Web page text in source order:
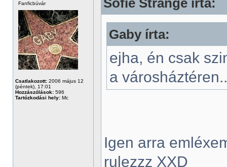
Fanficbúvár
Csatlakozott: 2006 május 12
(péntek), 17:01
Hozzászólások: 596
Tartózkodási hely: Mc
Sofie Strange írta:
Gaby írta:
ejha, én csak
a
Igen arra
rulezzz XXD